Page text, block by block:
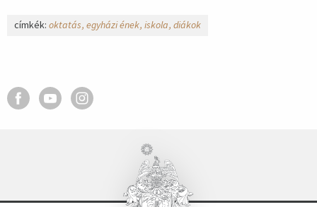
címkék: oktatás egyházi ének iskola diákok